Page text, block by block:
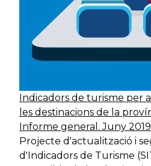
Indicadors de turisme per
les destinacions de la
Informe general. Juny
Projecte d'actualització i
d'Indicadors de Turisme